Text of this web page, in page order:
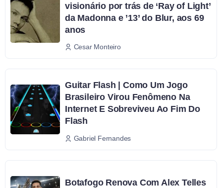
visionário por trás de ‘Ray of Light’
da Madonna e ’13’ do Blur, aos 69
anos
Cesar Monteiro
Guitar Flash | Como Um Jogo
Brasileiro Virou Fenômeno Na
Internet E Sobreviveu Ao Fim Do
Flash
Gabriel Fernandes
Botafogo Renova Com Alex Telles